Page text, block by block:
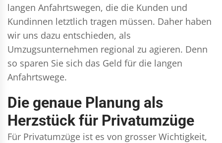
langen Anfahrtswegen, die die Kunden und
Kundinnen letztlich tragen müssen. Daher haben
wir uns dazu entschieden, als
Umzugsunternehmen regional zu agieren. Denn
so sparen Sie sich das Geld für die langen
Anfahrtswege.
Die genaue Planung als
Herzstück für Privatumzüge
Für Privatumzüge ist es von grosser Wichtigkeit,